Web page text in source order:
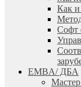
Как
Софт
EMBA/ ДБA